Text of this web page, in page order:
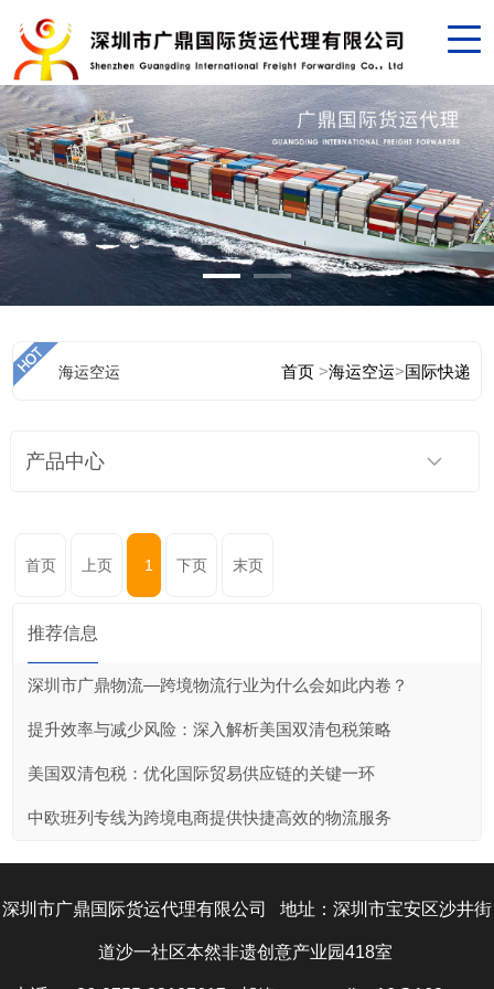
海运空运 首页 >海运空运>国际快递
产品中心
首页 上页 1 下页 末页
推荐信息
深圳市广鼎物流—跨境物流行业为什么会如此内卷？
提升效率与减少风险：深入解析美国双清包税策略
美国双清包税：优化国际贸易供应链的关键一环
中欧班列专线为跨境电商提供快捷高效的物流服务
深圳市广鼎国际货运代理有限公司 地址：深圳市宝安区沙井街
道沙一社区本然非遗创意产业园418室